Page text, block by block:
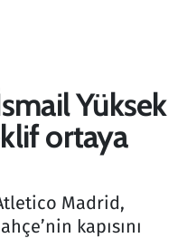
Yüksek
ortaya
Madrid,
kapısını